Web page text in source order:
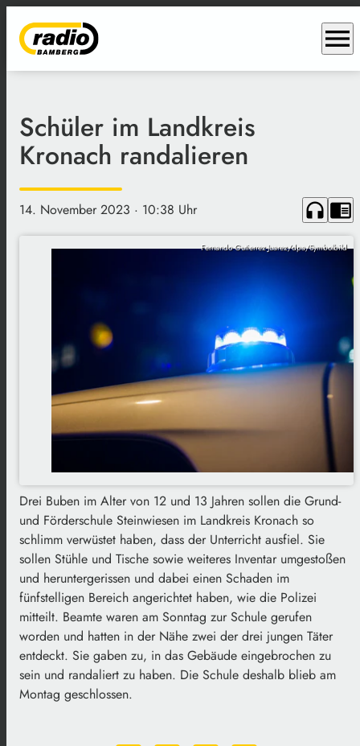
menu
Schüler im Landkreis
Kronach randalieren
14. November 2023 · 10:38 Uhr headphones chrome_reader_mode
Fernando Gutierrez-Juarez/dpa/Symbolbild
Drei Buben im Alter von 12 und 13 Jahren sollen die Grund-
und Förderschule Steinwiesen im Landkreis Kronach so
schlimm verwüstet haben, dass der Unterricht ausfiel. Sie
sollen Stühle und Tische sowie weiteres Inventar umgestoßen
und heruntergerissen und dabei einen Schaden im
fünfstelligen Bereich angerichtet haben, wie die Polizei
mitteilt. Beamte waren am Sonntag zur Schule gerufen
worden und hatten in der Nähe zwei der drei jungen Täter
entdeckt. Sie gaben zu, in das Gebäude eingebrochen zu
sein und randaliert zu haben. Die Schule deshalb blieb am
Montag geschlossen.